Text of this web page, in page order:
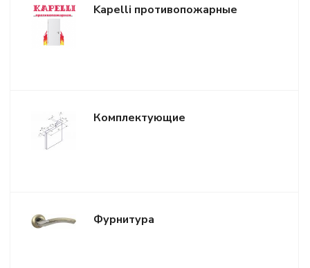
Kapelli противопожарные
Комплектующие
Фурнитура